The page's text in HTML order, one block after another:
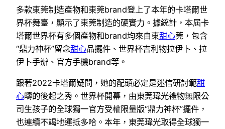
多款東莞制造產物和東莞brand登上了本年的卡塔爾世
界杯舞臺，顯示了東莞制造的硬實力。據統計，本屆卡
塔爾世界杯有多個產物和brand均來自東甜心莞，包含
“鼎力神杯”留念甜心品擺件、世界杯吉利物拉伊卜、拉
伊卜手辦、官方手機brand等。
跟著2022卡塔爾疑問，她的配頭必定是迷信研討範甜
心疇的後起之秀。世界杯開幕，由東莞瑋光禮物無限公
司生孩子的全球獨一官方受權限量版“鼎力神杯”擺件，
也連續不竭地運抵多哈。本年，東莞瑋光取得全球獨一